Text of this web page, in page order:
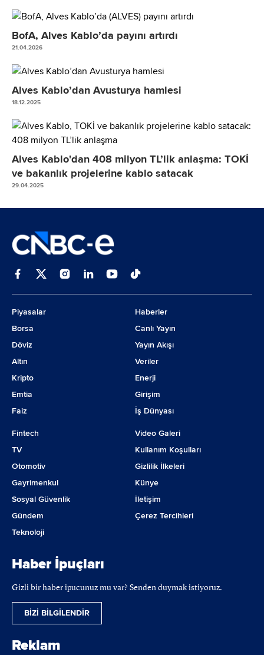
BofA, Alves Kablo’da payını artırdı
21.04.2026
Alves Kablo’dan Avusturya hamlesi
18.12.2025
Alves Kablo'dan 408 milyon TL’lik anlaşma: TOKİ
ve bakanlık projelerine kablo satacak
29.04.2025
Piyasalar
Borsa
Döviz
Altın
Kripto
Emtia
Faiz
Haberler
Canlı Yayın
Yayın Akışı
Veriler
Enerji
Girişim
İş Dünyası
Fintech
TV
Otomotiv
Gayrimenkul
Sosyal Güvenlik
Gündem
Teknoloji
Video Galeri
Kullanım Koşulları
Gizlilik İlkeleri
Künye
İletişim
Çerez Tercihleri
Haber İpuçları
Gizli bir haber ipucunuz mu var? Senden duymak istiyoruz.
BİZİ BİLGİLENDİR
Reklam